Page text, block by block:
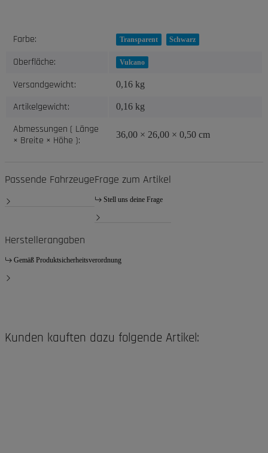
Produkteigenschaft
Wert
Farbe: Transparent Schwarz
Oberfläche: Vulcano
Versandgewicht: 0,16 kg
Artikelgewicht: 0,16 kg
Abmessungen ( Länge
× Breite × Höhe ):
36,00 × 26,00 × 0,50 cm
Passende FahrzeugeFrage zum Artikel
Stell uns deine Frage
Herstellerangaben
Gemäß Produktsicherheitsverordnung
Kunden kauften dazu folgende Artikel: